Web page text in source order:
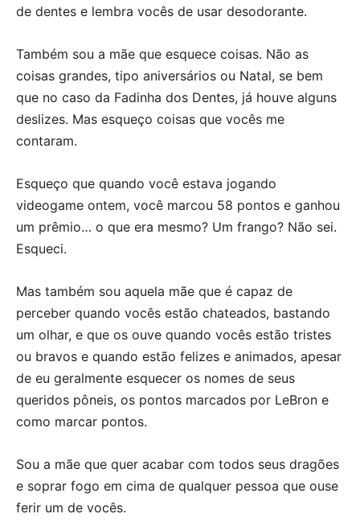
de dentes e lembra vocês de usar desodorante.
Também sou a mãe que esquece coisas. Não as
coisas grandes, tipo aniversários ou Natal, se bem
que no caso da Fadinha dos Dentes, já houve alguns
deslizes. Mas esqueço coisas que vocês me
contaram.
Esqueço que quando você estava jogando
videogame ontem, você marcou 58 pontos e ganhou
um prêmio… o que era mesmo? Um frango? Não sei.
Esqueci.
Mas também sou aquela mãe que é capaz de
perceber quando vocês estão chateados, bastando
um olhar, e que os ouve quando vocês estão tristes
ou bravos e quando estão felizes e animados, apesar
de eu geralmente esquecer os nomes de seus
queridos pôneis, os pontos marcados por LeBron e
como marcar pontos.
Sou a mãe que quer acabar com todos seus dragões
e soprar fogo em cima de qualquer pessoa que ouse
ferir um de vocês.